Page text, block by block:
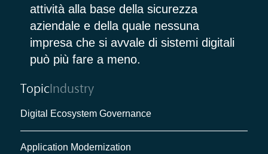
attività alla base della sicurezza
aziendale e della quale nessuna
impresa che si avvale di sistemi digitali
può più fare a meno.
TopicIndustry
Digital Ecosystem Governance
Application Modernization